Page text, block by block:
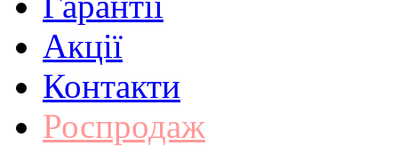
Акції
Контакти
Роспродаж